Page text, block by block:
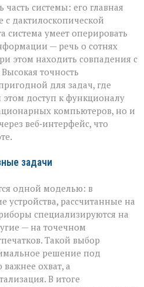
системы: его главная
с дактилоскопической
система умеет оперировать
— речь о сотнях
этом находить совпадения с
точность
для задач, где
доступ к функционалу
компьютеров, но и
веб‑интерфейс, что
задачи
одной моделью: в
устройства, рассчитанные на
специализируются на
— на точечном
Такой выбор
решение под
важнее охват, а
В итоге